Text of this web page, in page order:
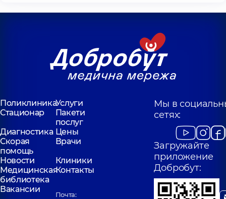
ПоликлиникаУслуги
Стационар
Пакети
послуг
Диагностика Цены
Скорая
помощь
Врачи
Новости
Клиники
Медицинская
библиотека
Контакты
Вакансии
Почта:
Мы в
сетях:
Загружайте
приложение
Добробут: